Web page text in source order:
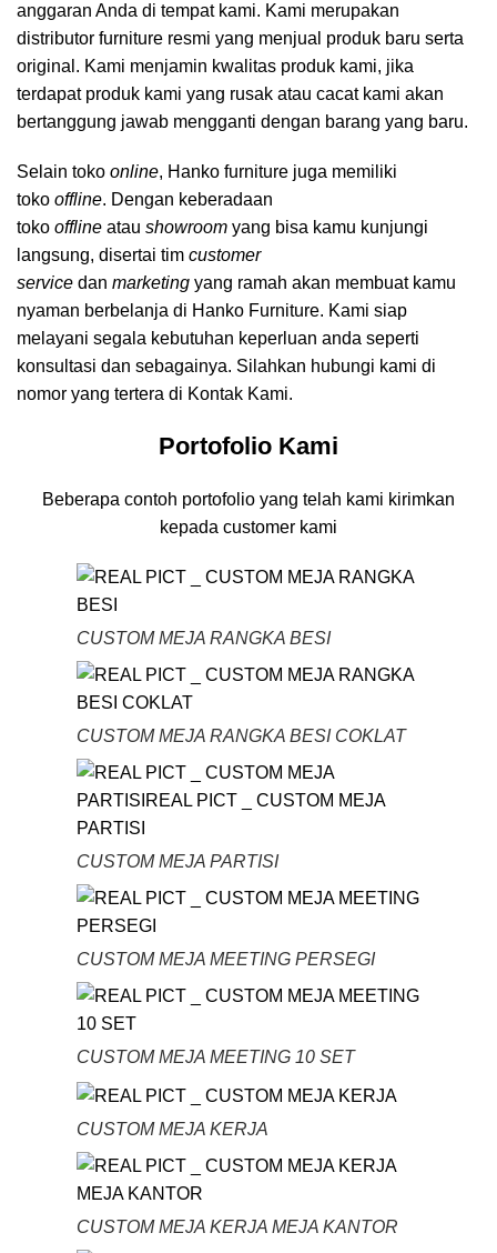
anggaran Anda di tempat kami. Kami merupakan
distributor furniture resmi yang menjual produk baru serta
original. Kami menjamin kwalitas produk kami, jika
terdapat produk kami yang rusak atau cacat kami akan
bertanggung jawab mengganti dengan barang yang baru.
Selain toko online, Hanko furniture juga memiliki
toko offline. Dengan keberadaan
toko offline atau showroom yang bisa kamu kunjungi
langsung, disertai tim customer
service dan marketing yang ramah akan membuat kamu
nyaman berbelanja di Hanko Furniture. Kami siap
melayani segala kebutuhan keperluan anda seperti
konsultasi dan sebagainya. Silahkan hubungi kami di
nomor yang tertera di Kontak Kami.
Portofolio Kami
Beberapa contoh portofolio yang telah kami kirimkan
kepada customer kami
CUSTOM MEJA RANGKA BESI
CUSTOM MEJA RANGKA BESI COKLAT
CUSTOM MEJA PARTISI
CUSTOM MEJA MEETING PERSEGI
CUSTOM MEJA MEETING 10 SET
CUSTOM MEJA KERJA
CUSTOM MEJA KERJA MEJA KANTOR